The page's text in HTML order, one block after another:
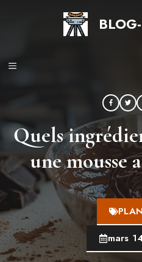
MENU
Quels
une mousse
mars